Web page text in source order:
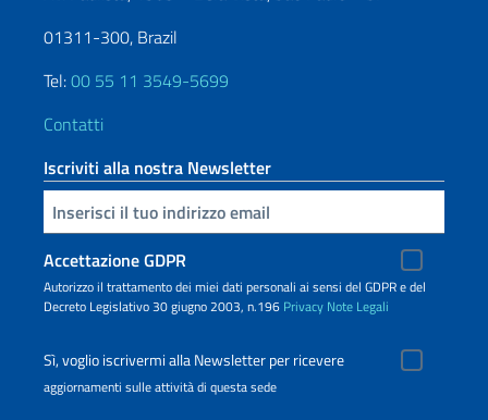
01311-300, Brazil
Tel:00 55 11 3549-5699
Contatti
Iscriviti alla nostra Newsletter
Inserisci la tua email
Accettazione GDPR
Autorizzo il trattamento dei miei dati personali ai sensi del GDPR e del
Decreto Legislativo 30 giugno 2003, n.196 Privacy Note Legali
Sì, voglio iscrivermi alla Newsletter per ricevere
aggiornamenti sulle attività di questa sede